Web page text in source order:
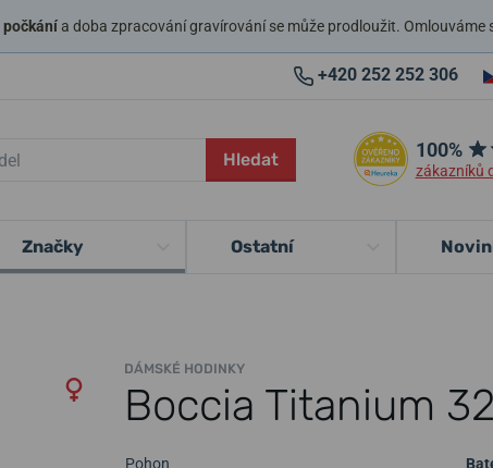
a doba zpracování gravírování se může prodloužit. Omlouváme
+420 252 252 306
Hledat 100%
zákazníků
Značky Ostatní
DÁMSKÉ HODINKY
Boccia Titanium
Pohon